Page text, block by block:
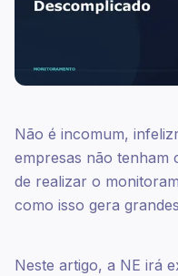
Não é incomum,
empresas não tenham
de realizar o
como isso gera
Neste artigo, a NE irá